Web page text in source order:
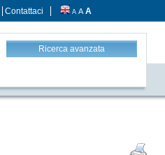
Contattaci A A A
Ricerca avanzata